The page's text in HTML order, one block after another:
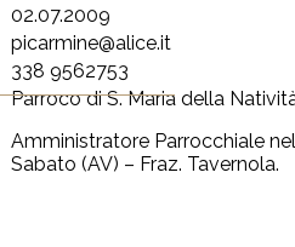
02.07.2009
picarmine@alice.it
338 9562753
Parroco di S. Maria della
Amministratore Parrocchiale
Sabato (AV) – Fraz. Tavernola.